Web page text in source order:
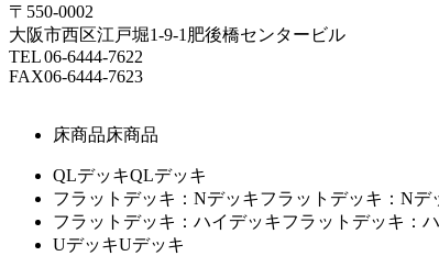
〒550-0002
大阪市西区江戸堀1-9-1肥後橋センタービル
TEL06-6444-7622
FAX06-6444-7623
床商品床商品
QLデッキQLデッキ
フラットデッキ：Nデッキフラットデッキ：Nデ
フラットデッキ：ハイデッキフラットデッキ：
UデッキUデッキ